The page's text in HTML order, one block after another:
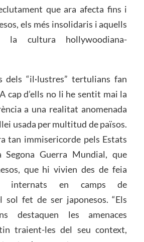
que ara afecta fins i
els més insolidaris i aquells
la cultura hollywoodiana-
dels “il·lustres” tertulians fan
cap d’ells no li he sentit mai la
a una realitat anomenada
usada per multitud de països.
tan immisericorde pels Estats
Guerra Mundial, que
que hi vivien des de feia
internats en camps de
sol fet de ser japonesos. “Els
destaquen les amenaces
traient-les del seu context,